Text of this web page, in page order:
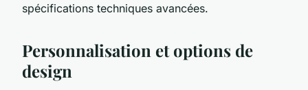
spécifications techniques avancées.
Personnalisation et options de
design